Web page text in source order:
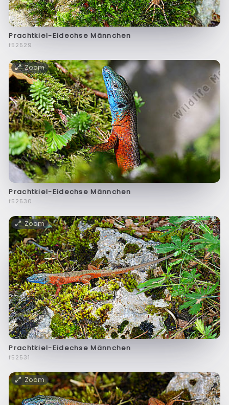
Prachtkiel-Eidechse Männchen
f52529
Zoom
Prachtkiel-Eidechse Männchen
f52530
Zoom
Prachtkiel-Eidechse Männchen
f52531
Zoom